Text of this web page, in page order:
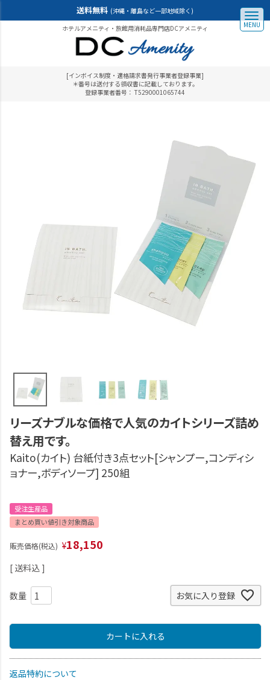
送料無料 (沖縄・離島など一部地域除く)
ホテルアメニティ・旅館用消耗品専門店DCアメニティ
[インボイス制度・適格請求書発行事業者登録事業]
＊番号は送付する領収書に記載しております。
登録事業者番号： T5290001065744
MENU
リーズナブルな価格で人気のカイトシリーズ詰め
替え用です。
Kaito(カイト) 台紙付き3点セット[シャンプー,コンディシ
ョナー,ボディソープ] 250組
受注生産品
まとめ買い値引き対象商品
販売価格(税込) ¥18,150
送料込
お気に入り登録
カートに入れる
返品特約について